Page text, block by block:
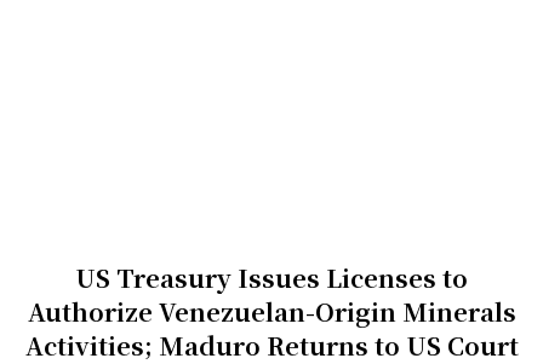
US Treasury Issues Licenses to
Authorize Venezuelan-Origin Minerals
Activities; Maduro Returns to US Court